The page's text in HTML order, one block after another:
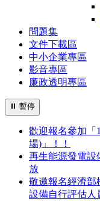
問題集
文件下載區
中小企業專區
影音專區
廉政透明專區
⏸ 暫停
歡迎報名參加「
場)」！！
再生能源發電設
放
敬邀報名經濟部
設備自行評估人